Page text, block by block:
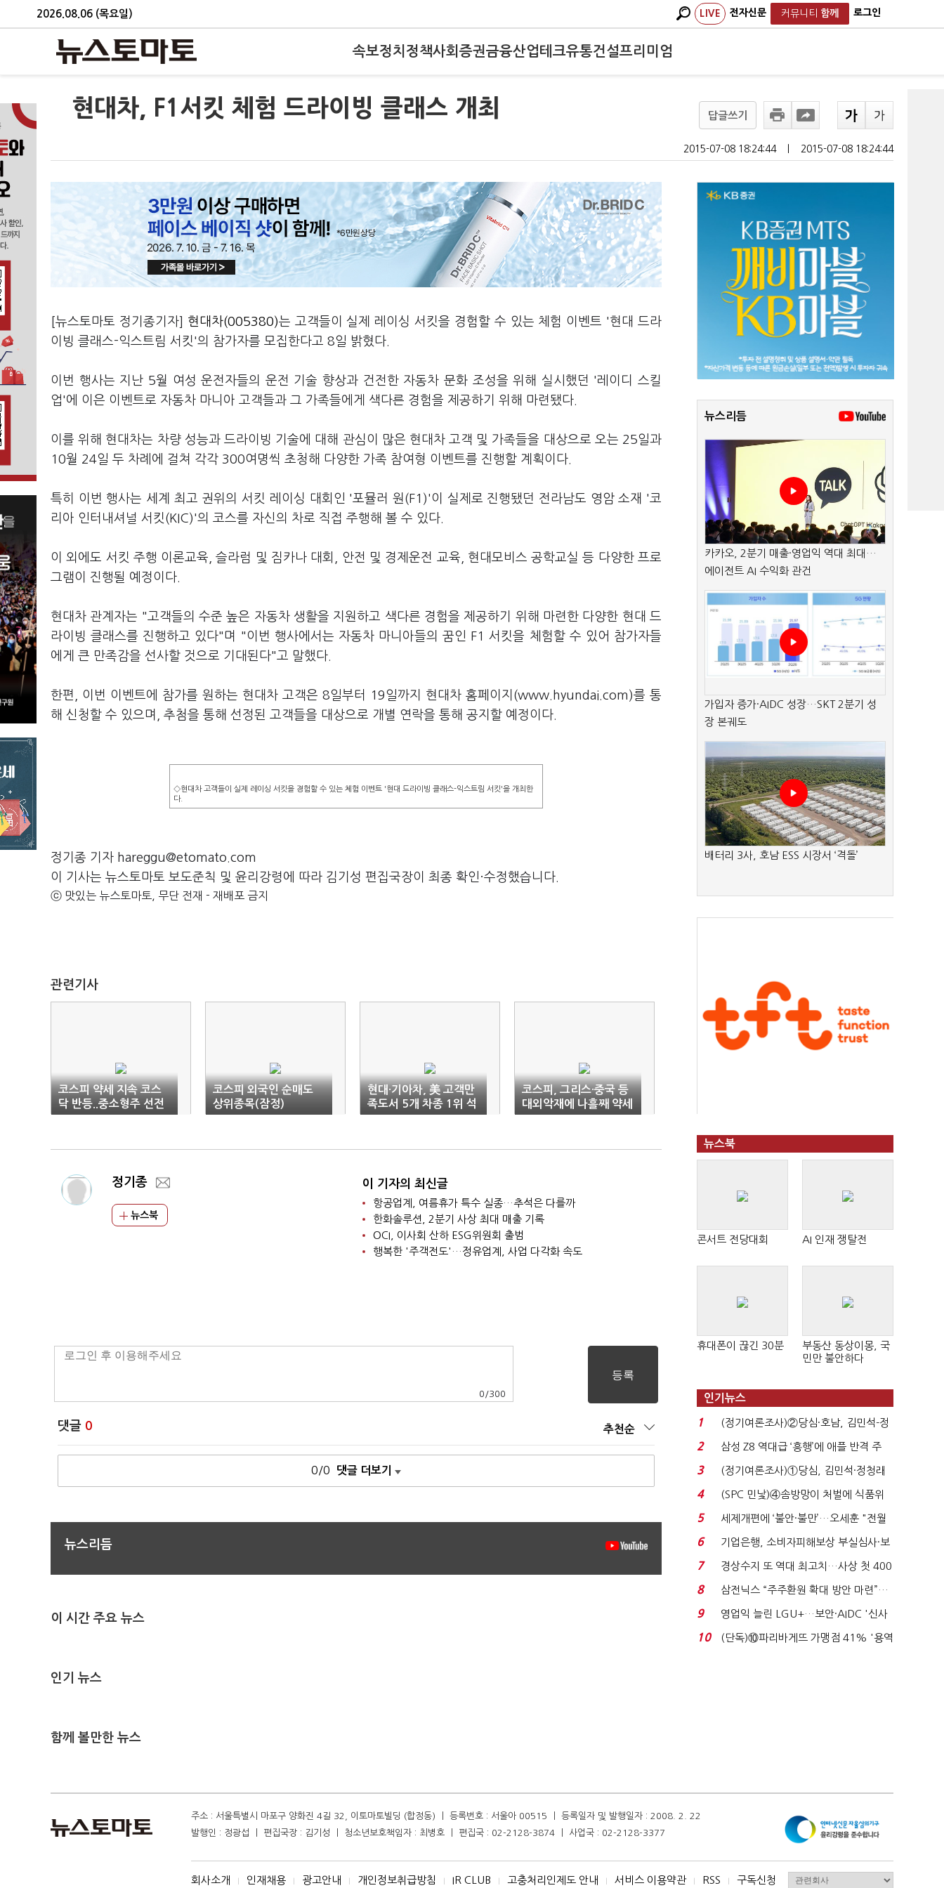
2026.08.06 (목요일) LIVE 전자신문 커뮤니티 함께 로그인
속보정치 정책사회 증권금융산업테크유통건설프리미엄
현대차, F1서킷 체험 드라이빙 클래스 개최 답글쓰기
2015-07-08 18:24:44 2015-07-08 18:24:44
[뉴스토마토 정기종기자] 현대차(005380)는 고객들이 실제 레이싱 서킷을 경험할 수 있는 체험 이벤트 '현대 드라
이빙 클래스-익스트림 서킷'의 참가자를 모집한다고 8일 밝혔다.
이번 행사는 지난 5월 여성 운전자들의 운전 기술 향상과 건전한 자동차 문화 조성을 위해 실시했던 '레이디 스킬
업'에 이은 이벤트로 자동차 마니아 고객들과 그 가족들에게 색다른 경험을 제공하기 위해 마련됐다.
이를 위해 현대차는 차량 성능과 드라이빙 기술에 대해 관심이 많은 현대차 고객 및 가족들을 대상으로 오는 25일과
10월 24일 두 차례에 걸쳐 각각 300여명씩 초청해 다양한 가족 참여형 이벤트를 진행할 계획이다.
특히 이번 행사는 세계 최고 권위의 서킷 레이싱 대회인 '포뮬러 원(F1)'이 실제로 진행됐던 전라남도 영암 소재 '코
리아 인터내셔널 서킷(KIC)'의 코스를 자신의 차로 직접 주행해 볼 수 있다.
이 외에도 서킷 주행 이론교육, 슬라럼 및 짐카나 대회, 안전 및 경제운전 교육, 현대모비스 공학교실 등 다양한 프로
그램이 진행될 예정이다.
현대차 관계자는 "고객들의 수준 높은 자동차 생활을 지원하고 색다른 경험을 제공하기 위해 마련한 다양한 현대 드
라이빙 클래스를 진행하고 있다"며 "이번 행사에서는 자동차 마니아들의 꿈인 F1 서킷을 체험할 수 있어 참가자들
에게 큰 만족감을 선사할 것으로 기대된다"고 말했다.
한편, 이번 이벤트에 참가를 원하는 현대차 고객은 8일부터 19일까지 현대차 홈페이지(www.hyundai.com)를 통
해 신청할 수 있으며, 추첨을 통해 선정된 고객들을 대상으로 개별 연락을 통해 공지할 예정이다.
◇현대차 고객들이 실제 레이싱 서킷을 경험할 수 있는 체험 이벤트 '현대 드라이빙 클래스-익스트림 서킷'을 개최한
다.
정기종 기자 hareggu@etomato.com
이 기사는 뉴스토마토 보도준칙 및 윤리강령에 따라 김기성 편집국장이 최종 확인·수정했습니다.
ⓒ 맛있는 뉴스토마토, 무단 전재 - 재배포 금지
관련기사
코스피 약세 지속 코스
닥 반등..중소형주 선전
코스피 외국인 순매도
상위종목(잠정)
현대·기아차, 美 고객만
족도서 5개 차종 1위 석
권
코스피, 그리스·중국 등
대외악재에 나흘째 약세
정기종
뉴스북
이 기자의 최신글
항공업계, 여름휴가 특수 실종…추석은 다를까
한화솔루션, 2분기 사상 최대 매출 기록
OCI, 이사회 산하 ESG위원회 출범
행복한 '주객전도'…정유업계, 사업 다각화 속도
0 /300
댓글 0 추천순
0/0 댓글 더보기
뉴스리듬
이 시간 주요 뉴스
인기 뉴스
함께 볼만한 뉴스
뉴스리듬
카카오, 2분기 매출·영업익 역대 최대…
에이전트 AI 수익화 관건
가입자 증가·AIDC 성장…SKT 2분기 성
장 본궤도
배터리 3사, 호남 ESS 시장서 ‘격돌’
뉴스북
콘서트 전당대회 AI 인재 쟁탈전
휴대폰이 끊긴 30분
부동산 동상이몽, 국
민만 불안하다
인기뉴스
1
(정기여론조사)②당심·호남, 김민석-정
청래 '초접전'...
2
삼성 Z8 역대급 ‘흥행’에 애플 반격 주
목…9월 ‘폴...
3
(정기여론조사)①당심, 김민석·정청래
'초접전'…대통령 ...
4
(SPC 민낯)④솜방망이 처벌에 식품위
생법 위반 반복...
5
세제개편에 ‘불안·불만’…오세훈 "전월
세 구하기 더 ...
6
기업은행, 소비자피해보상 부실심사·보
이스피싱 공시 ...
7
경상수지 또 역대 최고치…사상 첫 400
억달러에 '3% 성...
8
삼전닉스 “주주환원 확대 방안 마련”…
로이터에 성명...
9
영업익 늘린 LGU+…보안·AIDC '신사
업 드라이브'...
10
(단독)⑩파리바게뜨 가맹점 41% '용역
주소 : 서울특별시 마포구 양화진 4길 32, 이토마토빌딩 (합정동) ㅣ 등록번호 : 서울아 00515 ㅣ 등록일자 및 발행일자 : 2008. 2. 22
발행인 : 정광섭 ㅣ 편집국장 : 김기성 ㅣ 청소년보호책임자 : 최병호 ㅣ 편집국 : 02-2128-3874 ㅣ 사업국 : 02-2128-3377
회사소개 I 인재채용 I 광고안내 I 개인정보취급방침 I IR CLUB I 고충처리인제도 안내 I 서비스 이용약관 I RSS I 구독신청